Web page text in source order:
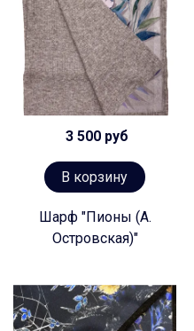
3 500 руб
В корзину
Шарф "Пионы (А.
Островская)"